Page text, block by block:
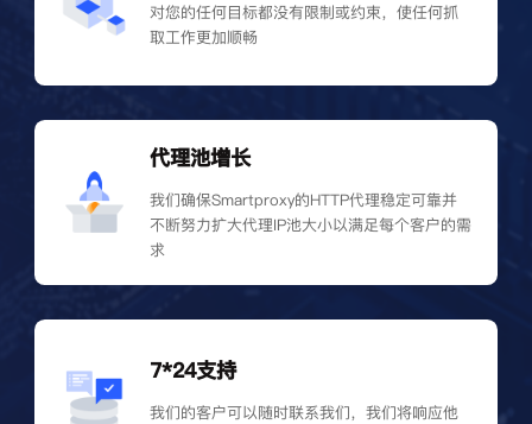
对您的任何目标都没有限制或约束，使任何抓
取工作更加顺畅
代理池增长
我们确保Smartproxy的HTTP代理稳定可靠并
不断努力扩大代理IP池大小以满足每个客户的需
求
7*24支持
我们的客户可以随时联系我们，我们将响应他